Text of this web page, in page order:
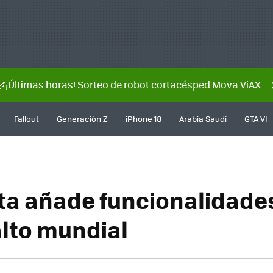
horas! Sorteo de robot cortacésped Mova ViAX
Fallout Generación Z iPhone 18 Arabia Saudí GTA VI
añade
mundial